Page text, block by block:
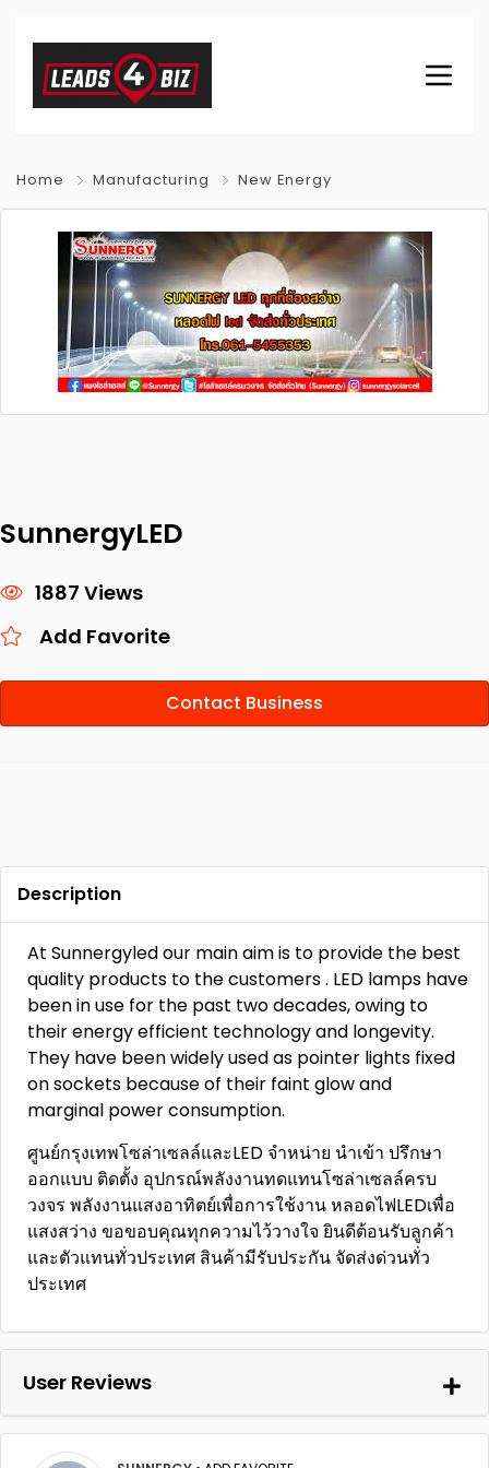
Home Manufacturing New Energy
SunnergyLED
1887 Views
Add Favorite
Contact Business
Description
At Sunnergyled our main aim is to provide the best
quality products to the customers . LED lamps have
been in use for the past two decades, owing to
their energy efficient technology and longevity.
They have been widely used as pointer lights fixed
on sockets because of their faint glow and
marginal power consumption.
ศูนย์กรุงเทพโซล่าเซลล์และLED จำหน่าย นำเข้า ปรึกษา
ออกแบบ ติดตั้ง อุปกรณ์พลังงานทดแทนโซล่าเซลล์ครบ
วงจร พลังงานแสงอาทิตย์เพื่อการใช้งาน หลอดไฟLEDเพื่อ
แสงสว่าง ขอขอบคุณทุกความไว้วางใจ ยินดีต้อนรับลูกค้า
และตัวแทนทั่วประเทศ สินค้ามีรับประกัน จัดส่งด่วนทั่ว
ประเทศ
User Reviews